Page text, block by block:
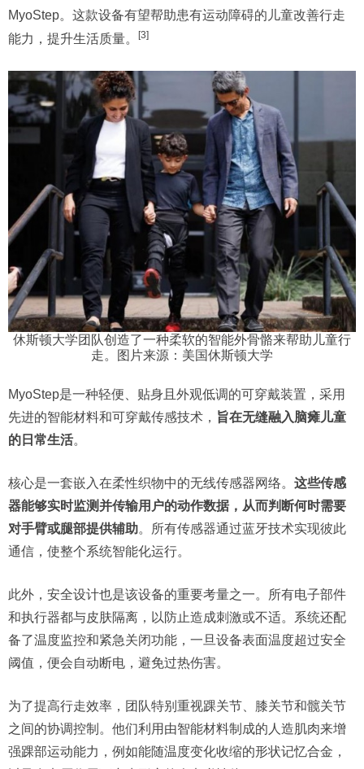
MyoStep。这款设备有望帮助患有运动障碍的儿童改善行走
能力，提升生活质量。
[3]
休斯顿大学团队创造了一种柔软的智能外骨骼来帮助儿童行
走。图片来源：美国休斯顿大学
MyoStep是一种轻便、贴身且外观低调的可穿戴装置，采用
先进的智能材料和可穿戴传感技术， 旨在无缝融入脑瘫儿童
的日常生活。
核心是一套嵌入在柔性织物中的无线传感器网络。 这些传感
器能够实时监测并传输用户的动作数据，从而判断何时需要
对手臂或腿部提供辅助。所有传感器通过蓝牙技术实现彼此
通信，使整个系统智能化运行。
此外，安全设计也是该设备的重要考量之一。所有电子部件
和执行器都与皮肤隔离，以防止造成刺激或不适。系统还配
备了温度监控和紧急关闭功能，一旦设备表面温度超过安全
阈值，便会自动断电，避免过热伤害。
为了提高行走效率，团队特别重视踝关节、膝关节和髋关节
之间的协调控制。他们利用由智能材料制成的人造肌肉来增
强踝部运动能力，例如能随温度变化收缩的形状记忆合金，